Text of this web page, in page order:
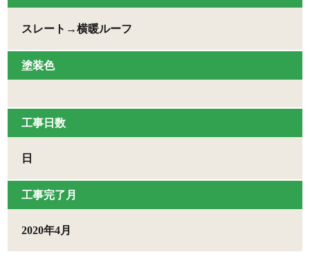
スレート→横暖ルーフ
塗装色
⼯事⽇数
日
⼯事完了月
2020年4月